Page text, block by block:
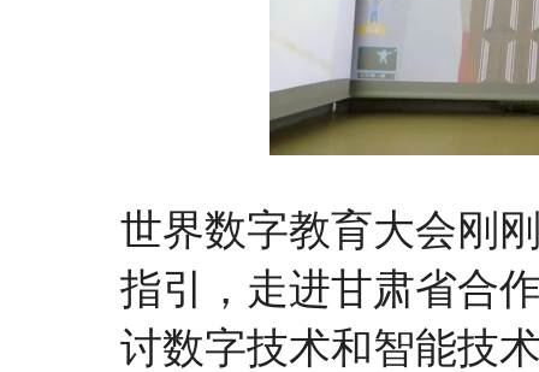
世界数字教育大会刚
指引，走进甘肃省合
讨数字技术和智能技